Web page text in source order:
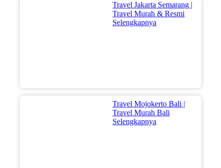
Travel Jakarta Semarang |
Travel Murah & Resmi
Selengkapnya
Travel Mojokerto Bali |
Travel Murah Bali
Selengkapnya